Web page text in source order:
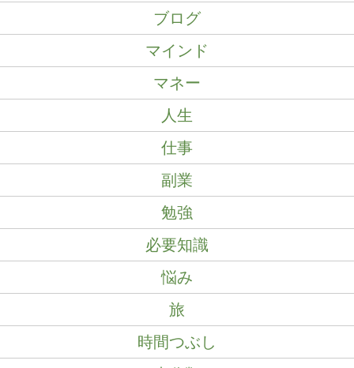
ブログ
マインド
マネー
人生
仕事
副業
勉強
必要知識
悩み
旅
時間つぶし